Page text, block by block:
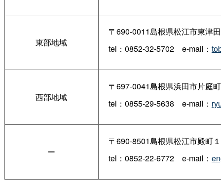
東部地域
〒690-0011島根県松江市東津
tel：0852-32-5702 e-mail：
西部地域
〒697-0041島根県浜田市片庭
tel：0855-29-5638 e-mail：
ー
〒690-8501島根県松江市殿町
tel：0852-22-6772 e-mail：